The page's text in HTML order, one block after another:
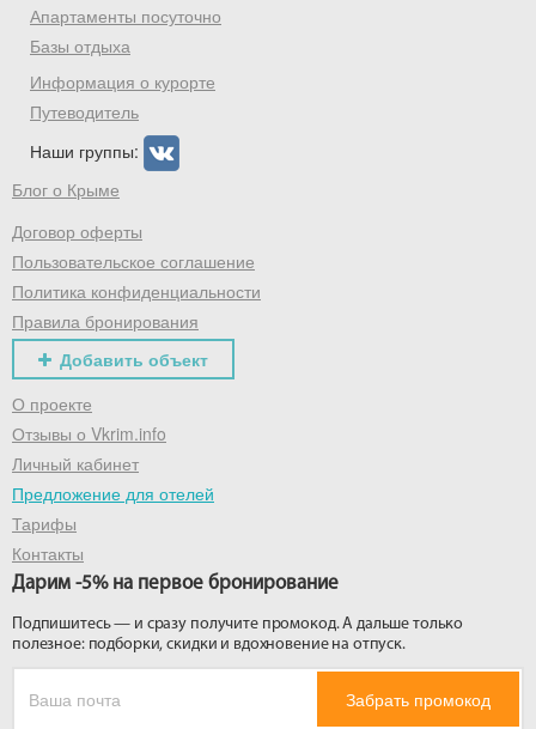
Апартаменты посуточно
Базы отдыха
Информация о курорте
Путеводитель
Наши группы:
Блог о Крыме
Договор оферты
Пользовательское соглашение
Политика конфиденциальности
Правила бронирования
Добавить объект
О проекте
Отзывы о Vkrim.info
Личный кабинет
Предложение для отелей
Тарифы
Контакты
Дарим -5% на первое бронирование
Подпишитесь — и сразу получите промокод. А дальше только
полезное: подборки, скидки и вдохновение на отпуск.
Забрать промокод
Скидка −5%
Хочешь дешевле? Оставь почту и получи
промокод на первое бронирование!